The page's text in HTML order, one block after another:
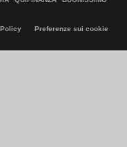
Preferenze sui cookie